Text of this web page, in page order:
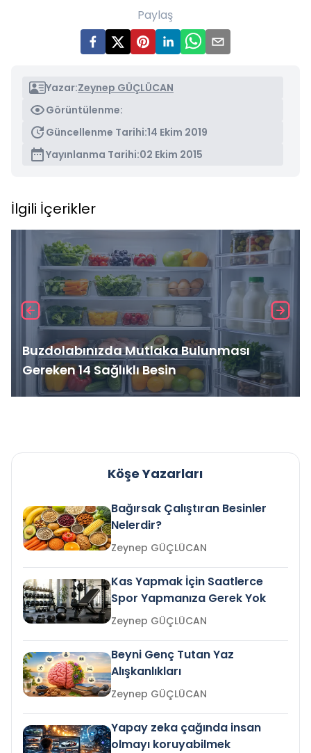
Paylaş
Yazar:Zeynep GÜÇLÜCAN
Görüntülenme:
Güncellenme Tarihi:14 Ekim 2019
Yayınlanma Tarihi:02 Ekim 2015
İlgili İçerikler
Buzdolabınızda Mutlaka Bulunması
Gereken 14 Sağlıklı Besin
Köşe Yazarları
Bağırsak Çalıştıran Besinler
Nelerdir?
Zeynep GÜÇLÜCAN
Kas Yapmak İçin Saatlerce
Spor Yapmanıza Gerek Yok
Zeynep GÜÇLÜCAN
Beyni Genç Tutan Yaz
Alışkanlıkları
Zeynep GÜÇLÜCAN
Yapay zeka çağında insan
olmayı koruyabilmek